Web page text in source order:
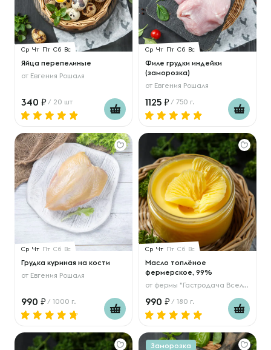
Ср Чт Пт Сб Вс
Яйца перепелиные
от Евгения Рошаля
340 / 20 шт
Ср Чт Пт Сб Вс
Филе грудки индейки
(заморозка)
от Евгения Рошаля
1125 / 750 г.
Ср Чт Пт Сб Вс
Грудка куриная на кости
от Евгения Рошаля
990 / 1000 г.
Ср Чт Пт Сб Вс
Масло топлёное
фермерское, 99%
от фермы "Гастродача Вселуг"
990 / 180 г.
Заморозка